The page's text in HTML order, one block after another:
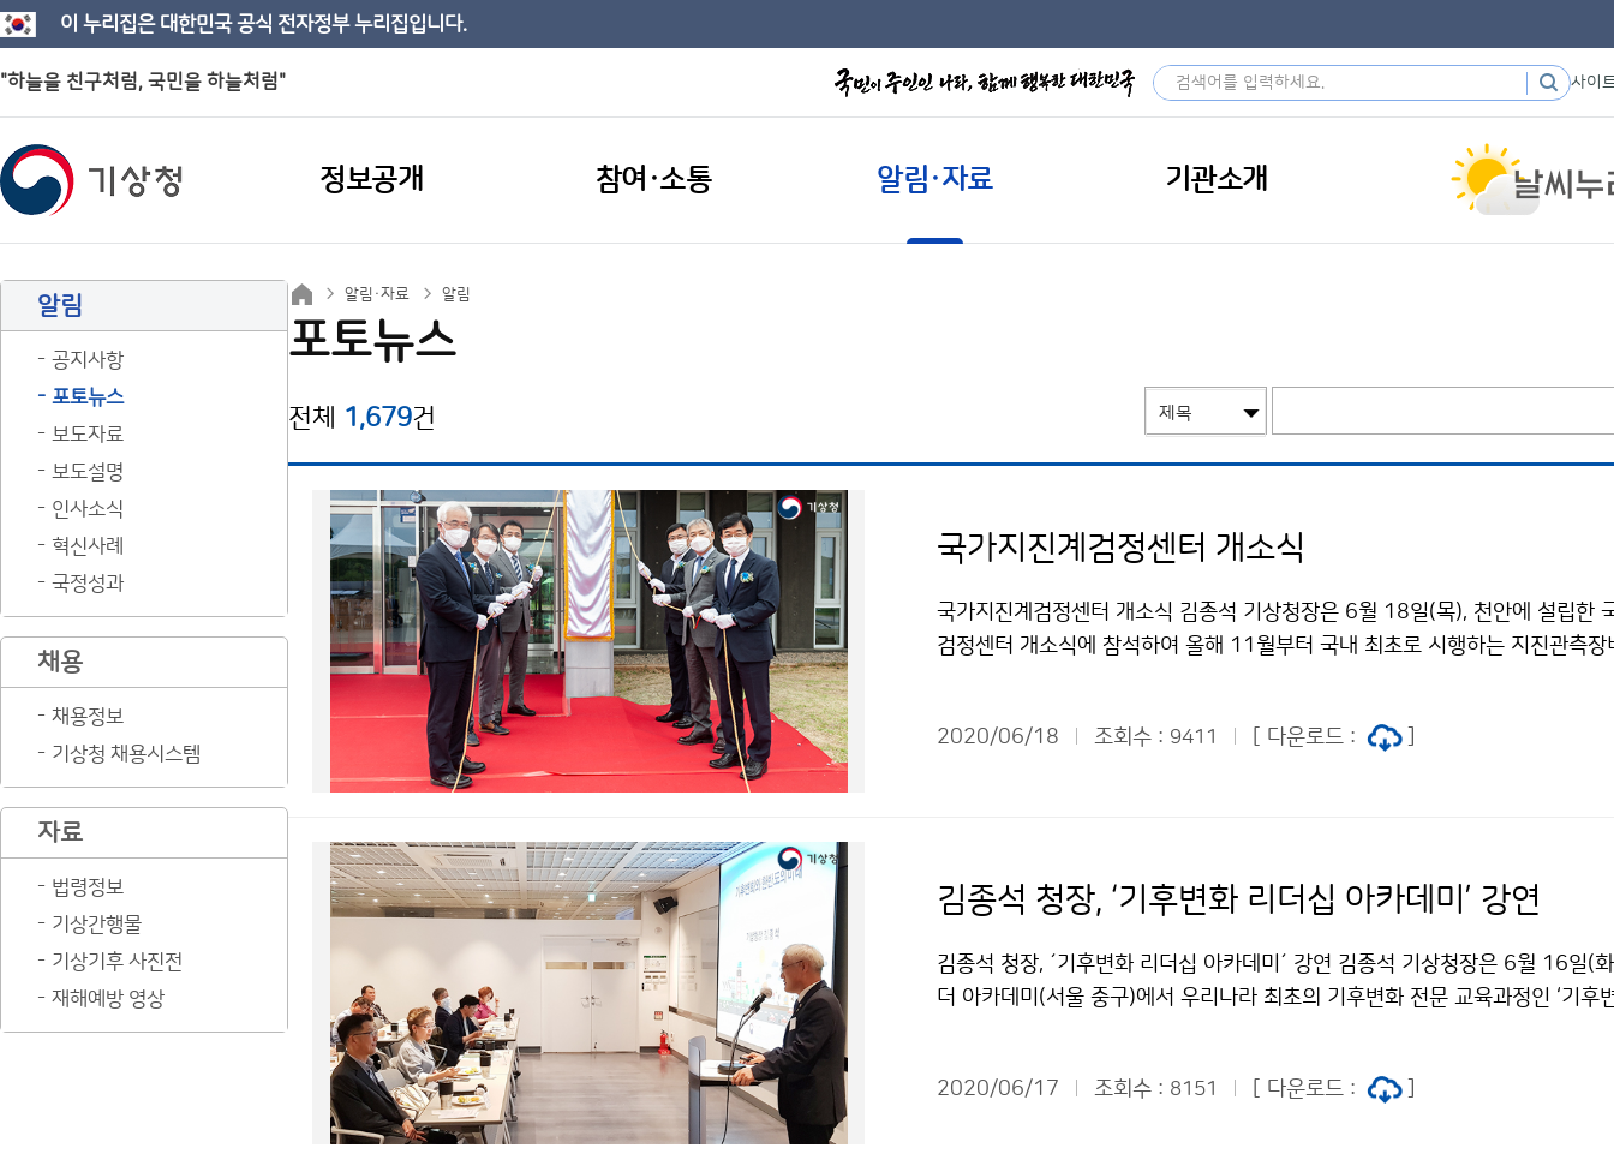
이 누리집은 대한민국 공식 전자정부 누리집입니다.
"하늘을 친구처럼, 국민을 하늘처럼" 사이
정보공개 참여·소통 알림·자료 기관소개
알림
공지사항
포토뉴스
보도자료
보도설명
인사소식
혁신사례
국정성과
채용
채용정보
기상청 채용시스템
자료
법령정보
기상간행물
기상기후 사진전
재해예방 영상
알림·자료 알림
포토뉴스
전체 1,679건
국가지진계검정센터 개소식
국가지진계검정센터 개소식 김종석 기상청장은 6월 18일(목), 천안에 설립한
검정센터 개소식에 참석하여 올해 11월부터 국내 최초로 시행하는 지진관측장
2020/06/18 조회수 : 9411 [ 다운로드 :
김종석 청장, ‘기후변화 리더십 아카데미’ 강연
김종석 청장, ´기후변화 리더십 아카데미´ 강연 김종석 기상청장은 6월 16일(
더 아카데미(서울 중구)에서 우리나라 최초의 기후변화 전문 교육과정인 ‘기후
니다.
2020/06/17 조회수 : 8151 [ 다운로드 :